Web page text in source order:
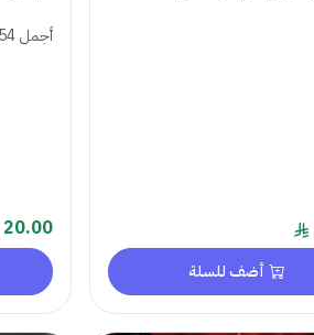
أضف للسلة
أجمل 54 حكاية فى العالم -
20.00